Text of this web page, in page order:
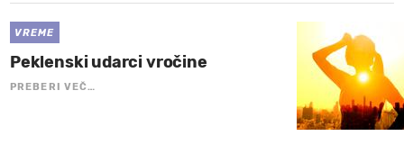
VREME
Peklenski udarci vročine
PREBERI VEČ…